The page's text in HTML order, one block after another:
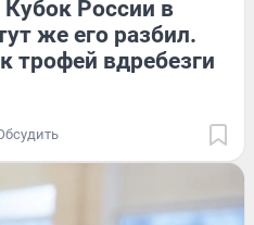
России в
же его разбил.
трофей вдребезги